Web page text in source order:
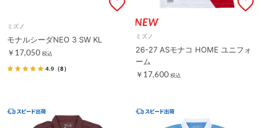
ミズノ
モナルシーダNEO 3 SW KL
￥17,050 税込
4.9 （8）
ミズノ
26-27 ASモナコ HOME ユニフォ
ーム
￥17,600 税込